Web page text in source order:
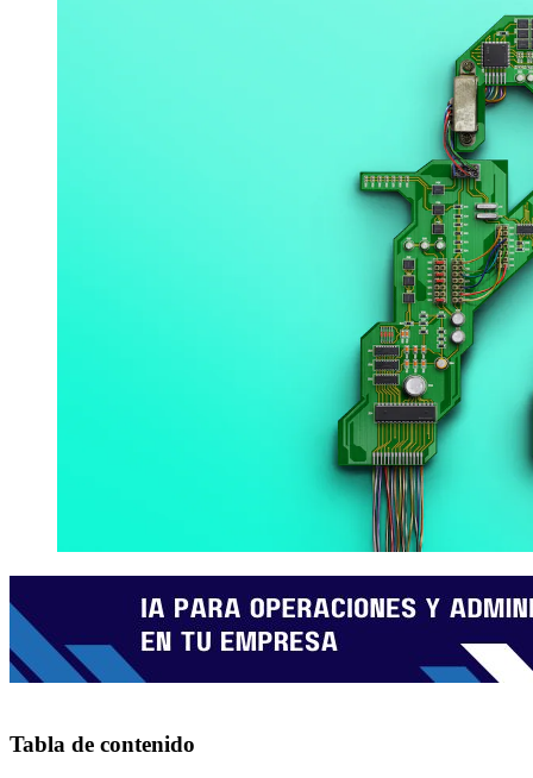
Tabla de contenido